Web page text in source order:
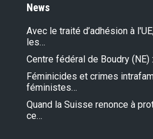
News
Avec le traité d’adhésion à
les…
Centre fédéral de Boudry
Féminicides et crimes
féministes…
Quand la Suisse renonce à
ce…